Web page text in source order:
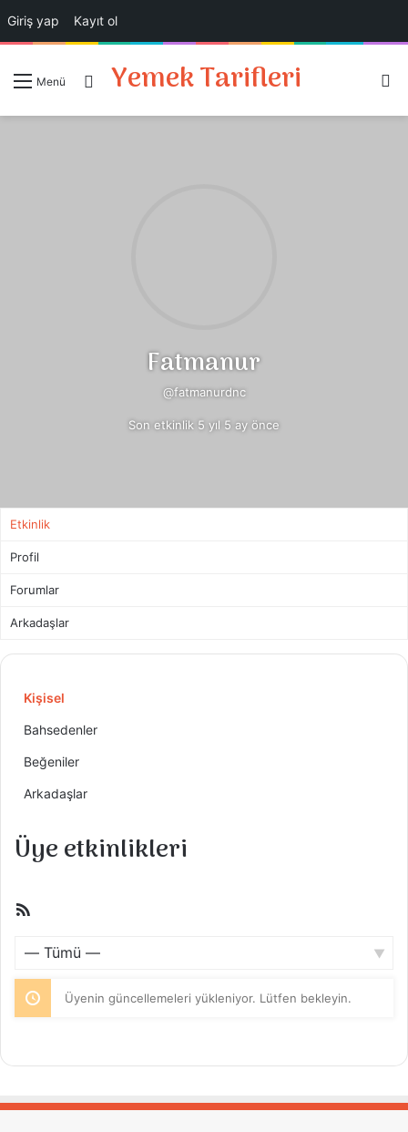
Giriş yap Kayıt ol
Menü Giriş Yap
Yemek Tarifleri
Fatmanur
@fatmanurdnc
Son etkinlik 5 yıl 5 ay önce
Etkinlik
Profil
Forumlar
Arkadaşlar
Kişisel
Bahsedenler
Beğeniler
Arkadaşlar
Üye etkinlikleri
Üyenin güncellemeleri yükleniyor. Lütfen bekleyin.